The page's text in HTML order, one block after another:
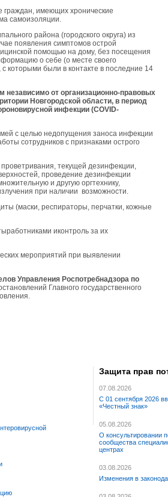
граждан, имеющих хронические
самоизоляции.
района (городского округа) из
появления симптомов острой
помощью на дому, без посещения
о себе (о месте своего
которыми были в контакте в последние 14
от организационно-правовых
Новгородской области, в период
инфекции (COVID-
с целью недопущения заноса инфекции
сотрудников с признаками острого
текущей дезинфекции,
проведение дезинфекции
и другую оргтехнику,
при наличии возможности.
(маски, респираторы, перчатки, кожные
иконтроль за их
мероприятий при выявлении
Управления Роспотребнадзора по
Главного государственного
Защита прав
07.08.2026
С 01 сентября 2026
«Честный знак»
05.08.2026
О консультировании
сообщества
центрах
03.08.2026
Изменения в